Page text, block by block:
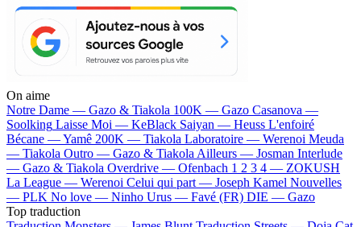
On aime
Notre Dame — Gazo & Tiakola 100K — Gazo Casanova —
Soolking Laisse Moi — KeBlack Saiyan — Heuss L'enfoiré
Bécane —Yamê 200K — Tiakola Laboratoire — Werenoi Meuda
— Tiakola Outro — Gazo & Tiakola Ailleurs — Josman Interlude
— Gazo & Tiakola Overdrive — Ofenbach 1 2 3 4 — ZOKUSH
La League — Werenoi Celui qui part — Joseph Kamel Nouvelles
— PLK No love — Ninho Urus — Favé (FR) DIE — Gazo
Top traduction